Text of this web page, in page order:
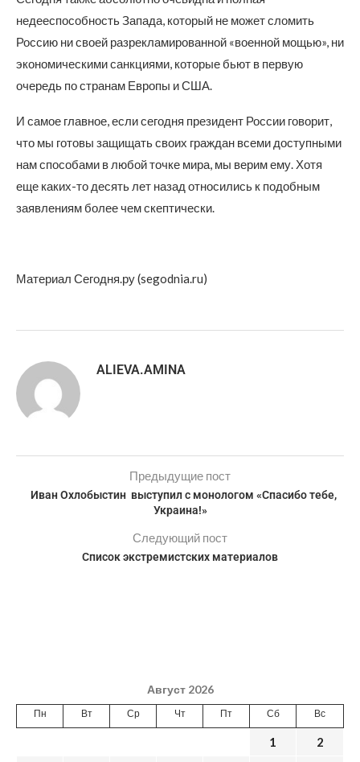
недееспособность Запада, который не может сломить
Россию ни своей разрекламированной «военной мощью», ни
экономическими санкциями, которые бьют в первую
очередь по странам Европы и США.
И самое главное, если сегодня президент России говорит,
что мы готовы защищать своих граждан всеми доступными
нам способами в любой точке мира, мы верим ему. Хотя
еще каких-то десять лет назад относились к подобным
заявлениям более чем скептически.
Материал Сегодня.ру (segodnia.ru)
ALIEVA.AMINA
Предыдущие пост
Иван Охлобыстин выступил с монологом «Спасибо тебе,
Украина!»
Следующий пост
Список экстремистских материалов
Август 2026
Пн Вт Ср Чт Пт Сб Вс
1
2